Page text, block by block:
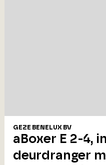
GEZE BENELUX BV
aBoxer E 2-4,
deurdranger